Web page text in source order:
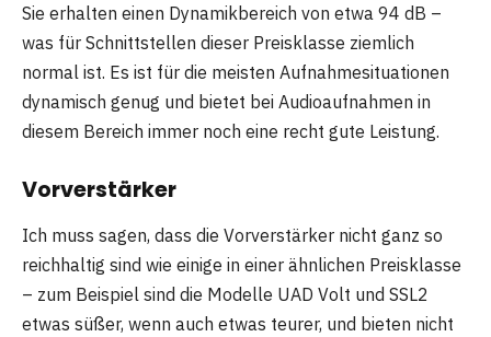
Sie erhalten einen Dynamikbereich von etwa 94 dB –
was für Schnittstellen dieser Preisklasse ziemlich
normal ist. Es ist für die meisten Aufnahmesituationen
dynamisch genug und bietet bei Audioaufnahmen in
diesem Bereich immer noch eine recht gute Leistung.
Vorverstärker
Ich muss sagen, dass die Vorverstärker nicht ganz so
reichhaltig sind wie einige in einer ähnlichen Preisklasse
– zum Beispiel sind die Modelle UAD Volt und SSL2
etwas süßer, wenn auch etwas teurer, und bieten nicht